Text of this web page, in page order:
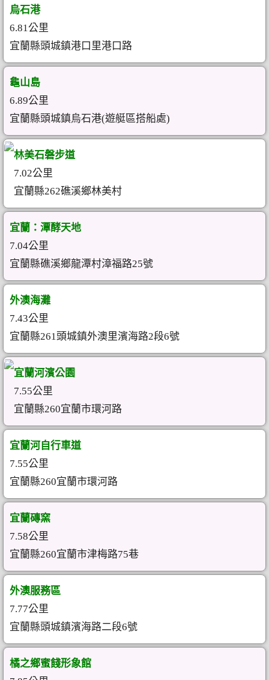
烏石港
6.81公里
宜蘭縣頭城鎮港口里港口路
龜山島
6.89公里
宜蘭縣頭城鎮烏石港(遊艇區搭船處)
林美石磐步道
7.02公里
宜蘭縣262礁溪鄉林美村
宜蘭：潭酵天地
7.04公里
宜蘭縣礁溪鄉龍潭村漳福路25號
外澳海灘
7.43公里
宜蘭縣261頭城鎮外澳里濱海路2段6號
宜蘭河濱公園
7.55公里
宜蘭縣260宜蘭市環河路
宜蘭河自行車道
7.55公里
宜蘭縣260宜蘭市環河路
宜蘭磚窯
7.58公里
宜蘭縣260宜蘭市津梅路75巷
外澳服務區
7.77公里
宜蘭縣頭城鎮濱海路二段6號
橘之鄉蜜餞形象館